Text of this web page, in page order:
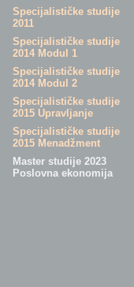
Specijalističke studije
2011
Specijalističke studije
2014 Modul 1
Specijalističke studije
2014 Modul 2
Specijalističke studije
2015 Upravljanje
Specijalističke studije
2015 Menadžment
Master studije 2023
Poslovna ekonomija